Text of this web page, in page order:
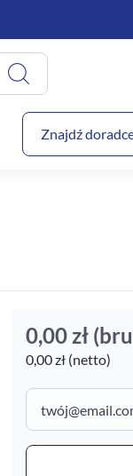
Znajdź
0,00 zł
0,00 zł (netto)